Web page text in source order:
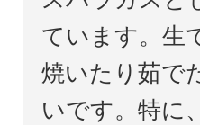
ています。生
焼いたり茹で
いです。特に